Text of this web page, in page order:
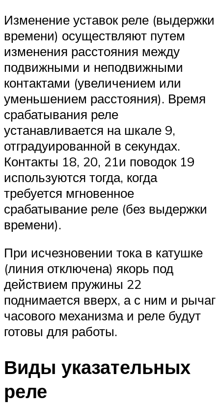
Изменение уставок реле (выдержки
времени) осуществляют путем
изменения расстояния между
подвижными и неподвижными
контактами (увеличением или
уменьшением расстояния). Время
срабатывания реле
устанавливается на шкале 9,
отградуированной в секундах.
Контакты 18, 20, 21и поводок 19
используются тогда, когда
требуется мгновенное
срабатывание реле (без выдержки
времени).
При исчезновении тока в катушке
(линия отключена) якорь под
действием пружины 22
поднимается вверх, а с ним и рычаг
часового механизма и реле будут
готовы для работы.
Виды указательных
реле